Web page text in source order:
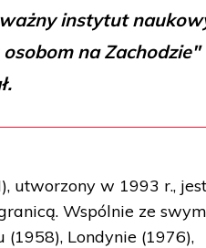
instytut
na Zachodzie"
utworzony w 1993 r.,
Wspólnie ze
Londynie (1976),